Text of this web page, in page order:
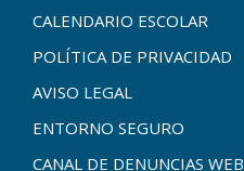
CALENDARIO ESCOLAR
POLÍTICA DE PRIVACIDAD
AVISO LEGAL
ENTORNO SEGURO
CANAL DE DENUNCIAS WEB